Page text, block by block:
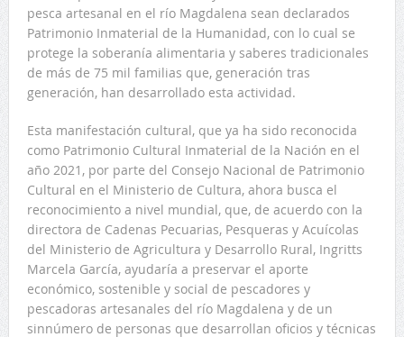
pesca artesanal en el río Magdalena sean declarados
Patrimonio Inmaterial de la Humanidad, con lo cual se
protege la soberanía alimentaria y saberes tradicionales
de más de 75 mil familias que, generación tras
generación, han desarrollado esta actividad.
Esta manifestación cultural, que ya ha sido reconocida
como Patrimonio Cultural Inmaterial de la Nación en el
año 2021, por parte del Consejo Nacional de Patrimonio
Cultural en el Ministerio de Cultura, ahora busca el
reconocimiento a nivel mundial, que, de acuerdo con la
directora de Cadenas Pecuarias, Pesqueras y Acuícolas
del Ministerio de Agricultura y Desarrollo Rural, Ingritts
Marcela García, ayudaría a preservar el aporte
económico, sostenible y social de pescadores y
pescadoras artesanales del río Magdalena y de un
sinnúmero de personas que desarrollan oficios y técnicas